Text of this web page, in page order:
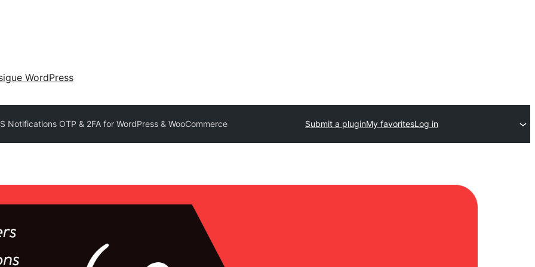
WordPress
Notifications OTP & 2FA for WordPress & WooCommerce Submit a pluginMy favoritesLog in